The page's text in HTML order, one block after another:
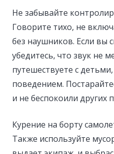
Не забывайте
Говорите тихо, не
без наушников. Если вы
убедитесь, что звук не
путешествуете с
поведением.
и не беспокоили других
Курение на борту
Также используйте